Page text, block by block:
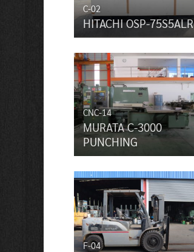
C-02
HITACHI OSP-75S5ALR
CNC-14
MURATA C-3000
PUNCHING
F-04